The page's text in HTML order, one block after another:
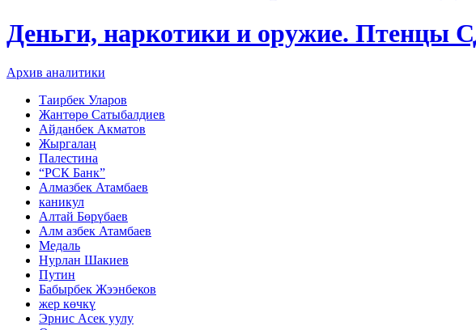
Деньги, наркотики и оружие. Птенцы
Архив аналитики
Таирбек Уларов
Жантөрө Сатыбалдиев
Айданбек Акматов
Жыргалаң
Палестина
“РСК Банк”
Алмазбек Атамбаев
каникул
Алтай Бөрүбаев
Алм азбек Атамбаев
Медаль
Нурлан Шакиев
Путин
Бабырбек Жээнбеков
жер көчкү
Эрнис Асек уулу